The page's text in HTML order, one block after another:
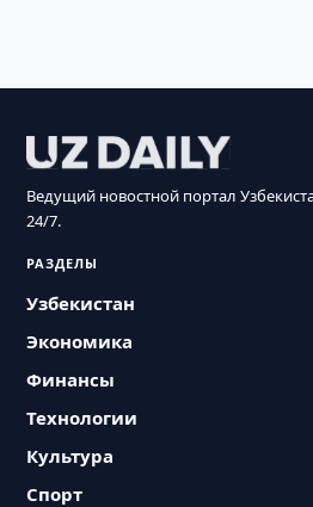
Ведущий новостной портал
24/7.
РАЗДЕЛЫ
Узбекистан
Экономика
Финансы
Технологии
Культура
Спорт